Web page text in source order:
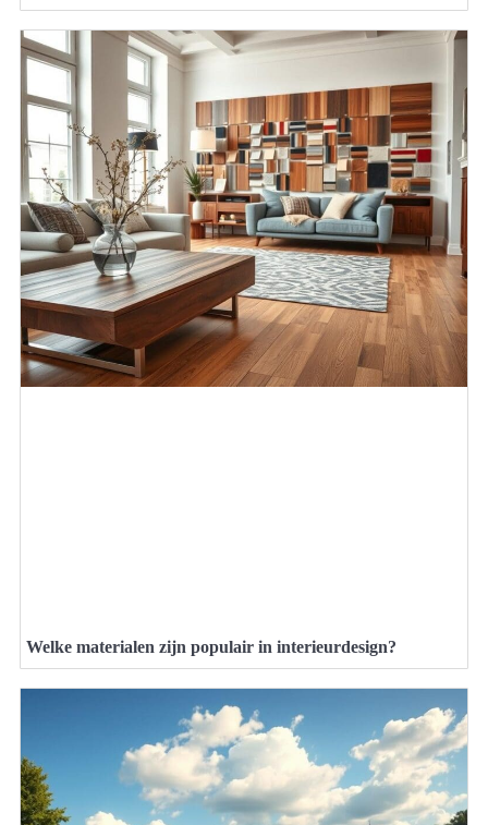
Welke materialen zijn populair in interieurdesign?